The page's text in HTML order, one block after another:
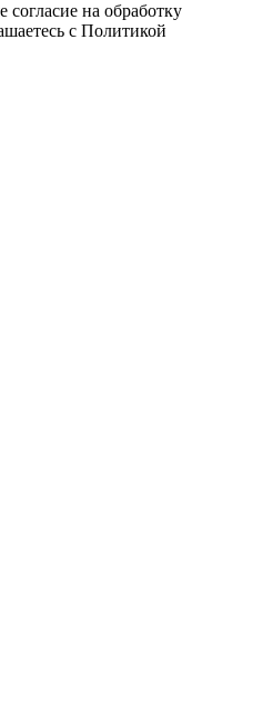
на обработку
с Политикой